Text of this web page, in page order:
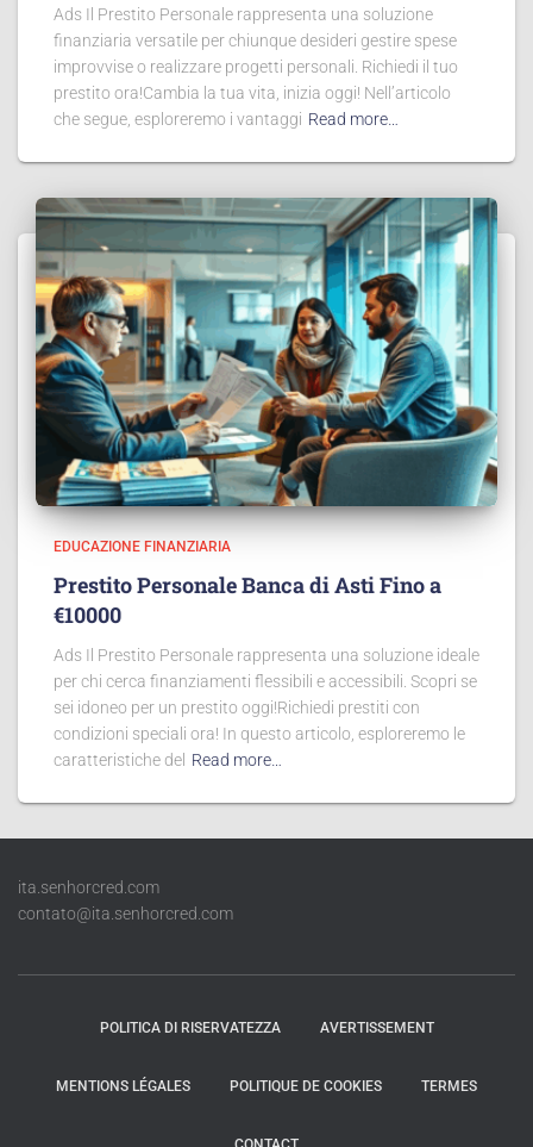
Ads Il Prestito Personale rappresenta una soluzione
finanziaria versatile per chiunque desideri gestire spese
improvvise o realizzare progetti personali. Richiedi il tuo
prestito ora!Cambia la tua vita, inizia oggi! Nell’articolo
che segue, esploreremo i vantaggi Read more…
EDUCAZIONE FINANZIARIA
Prestito Personale Banca di Asti Fino a
€10000
Ads Il Prestito Personale rappresenta una soluzione ideale
per chi cerca finanziamenti flessibili e accessibili. Scopri se
sei idoneo per un prestito oggi!Richiedi prestiti con
condizioni speciali ora! In questo articolo, esploreremo le
caratteristiche del Read more…
ita.senhorcred.com
contato@ita.senhorcred.com
POLITICA DI RISERVATEZZA AVERTISSEMENT
MENTIONS LÉGALES POLITIQUE DE COOKIES TERMES